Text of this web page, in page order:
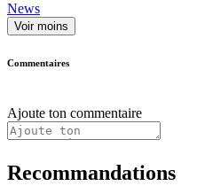
News
Voir moins
Commentaires
Ajoute ton commentaire
Recommandations